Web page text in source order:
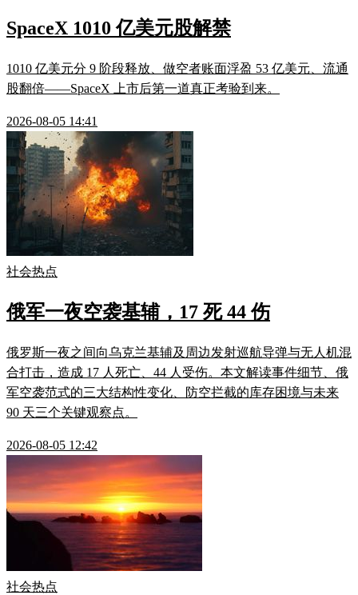
SpaceX 1010 亿美元股解禁
1010 亿美元分 9 阶段释放、做空者账面浮盈 53 亿美元、流通
股翻倍——SpaceX 上市后第一道真正考验到来。
2026-08-05 14:41
社会热点
俄军一夜空袭基辅，17 死 44 伤
俄罗斯一夜之间向乌克兰基辅及周边发射巡航导弹与无人机混
合打击，造成 17 人死亡、44 人受伤。本文解读事件细节、俄
军空袭范式的三大结构性变化、防空拦截的库存困境与未来
90 天三个关键观察点。
2026-08-05 12:42
社会热点